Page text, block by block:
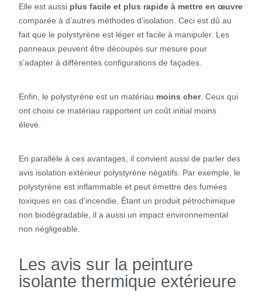
Elle est aussi plus facile et plus rapide à mettre en œuvre
comparée à d’autres méthodes d’isolation. Ceci est dû au
fait que le polystyrène est léger et facile à manipuler. Les
panneaux peuvent être découpés sur mesure pour
s’adapter à différentes configurations de façades.
Enfin, le polystyrène est un matériau moins cher. Ceux qui
ont choisi ce matériau rapportent un coût initial moins
élevé.
En parallèle à ces avantages, il convient aussi de parler des
avis isolation extérieur polystyrène négatifs. Par exemple, le
polystyrène est inflammable et peut émettre des fumées
toxiques en cas d’incendie. Étant un produit pétrochimique
non biodégradable, il a aussi un impact environnemental
non négligeable.
Les avis sur la peinture
isolante thermique extérieure